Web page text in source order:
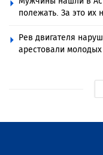
полежать. За это их
Рев двигателя
арестовали